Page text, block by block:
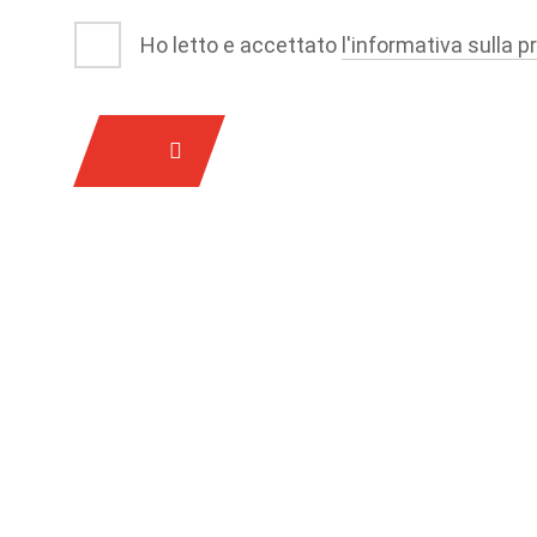
Ho letto e accettato l'informativa sulla